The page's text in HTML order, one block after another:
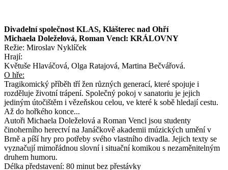
Divadelní společnost KLAS, Klášterec nad Ohří
Michaela Doleželová, Roman Vencl: KRÁLOVNY
Režie: Miroslav Nyklíček
Hrají:
Květuše Hlaváčová, Olga Ratajová, Martina Bečvářová.
O hře:
Tragikomický příběh tří žen různých generací, které spojuje i
rozděluje životní trápení. Společný pokoj v sanatoriu je jejich
jediným útočištěm i vězeňskou celou, ve které k sobě hledají cestu.
Až do hořkého konce...
Autoři Michaela Doleželová a Roman Vencl jsou studenty
činoherního herectví na Janáčkově akademii múzických umění v
Brně a píší hry pro potřeby svého vlastního divadla. Jejich texty se
vyznačují mimořádnou slovní i situační komikou s nezaměnitelným
druhem humoru.
Délka představení: 80 minut bez přestávky